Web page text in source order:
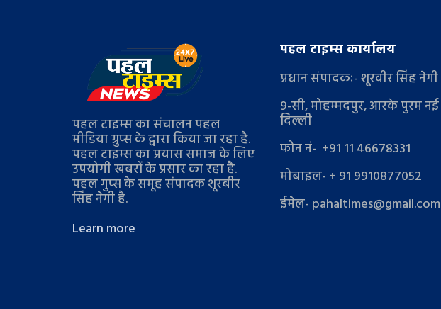
पहल टाइम्स का संचालन पहल
मीडिया ग्रुप्स के द्वारा किया जा रहा है.
पहल टाइम्स का प्रयास समाज के लिए
उपयोगी खबरों के प्रसार का रहा है.
पहल गुप्स के समूह संपादक शूरबीर
सिंह नेगी है.
Learn more
पहल टाइम्स कार्यालय
प्रधान संपादकः- शूरवीर सिंह नेगी
9-सी, मोहम्मदपुर, आरके पुरम नई
दिल्ली
फोन नं- +91 11 46678331
मोबाइल- + 91 9910877052
ईमेल- pahaltimes@gmail.com